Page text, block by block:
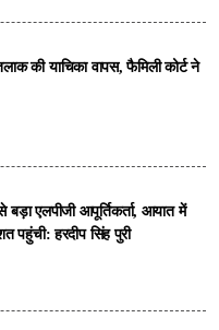
की याचिका वापस, फैमिली कोर्ट ने
बड़ा एलपीजी आपूर्तिकर्ता, आयात में
पहुंची: हरदीप सिंह पुरी